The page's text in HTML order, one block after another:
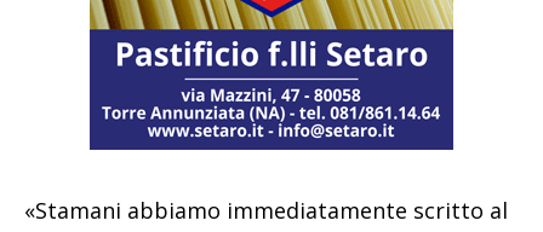
«Stamani abbiamo immediatamente scritto al